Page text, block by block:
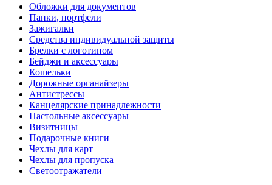
Обложки для документов
Папки, портфели
Зажигалки
Средства индивидуальной защиты
Брелки с логотипом
Бейджи и аксессуары
Кошельки
Дорожные органайзеры
Антистрессы
Канцелярские принадлежности
Настольные аксессуары
Визитницы
Подарочные книги
Чехлы для карт
Чехлы для пропуска
Светоотражатели